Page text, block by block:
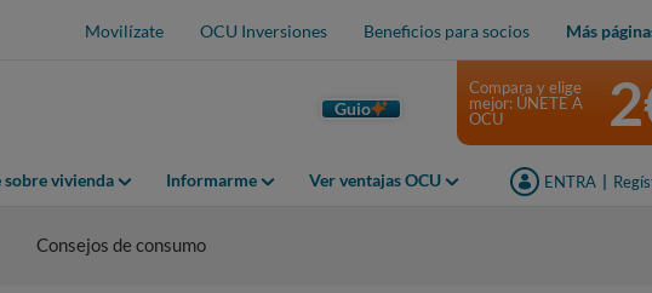
Movilízate OCU Inversiones Beneficios para socios Más
Guio
sobre vivienda Informarme Ver ventajas OCU ENTRA
Compara y elige
mejor: ÚNETE A
OCU
Consejos de consumo